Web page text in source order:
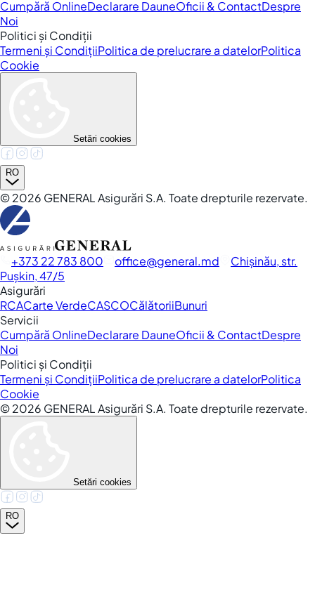
Cumpără OnlineDeclarare DauneOficii & ContactDespre
Noi
Politici și Condiții
Termeni și CondițiiPolitica de prelucrare a datelorPolitica
Cookie
Setări cookies
RO
©2026 GENERAL Asigurări S.A. Toate drepturile rezervate.
+373 22 783 800 office general.md
Chișinău, str.
Pușkin, 47/5
Asigurări
RCACarte VerdeCASCOCălătoriiBunuri
Servicii
Cumpără OnlineDeclarare DauneOficii & ContactDespre
Noi
Politici și Condiții
Termeni și CondițiiPolitica de prelucrare a datelorPolitica
Cookie
©2026 GENERAL Asigurări S.A. Toate drepturile rezervate.
Setări cookies
RO